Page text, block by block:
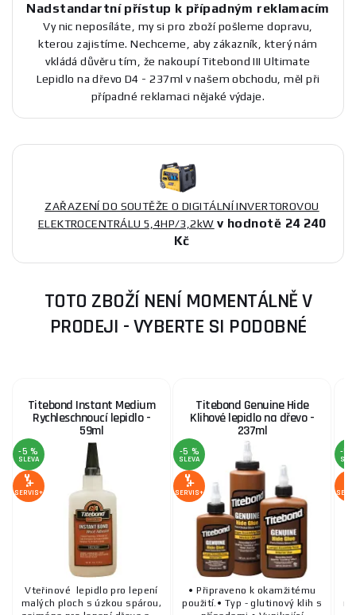
Nadstandartní přístup k případným reklamacím
Vy nic neposíláte, my si pro zboží pošleme dopravu,
kterou zajistíme. Nechceme, aby zákazník, který nám
vkládá důvěru tím, že nakoupí Titebond III Ultimate
Lepidlo na dřevo D4 - 237ml v našem obchodu, měl při
případné reklamaci nějaké výdaje.
ZAŘAZENÍ DO SOUTĚŽE O DIGITÁLNÍ INVERTOROVOU
ELEKTROCENTRÁLU 5,4HP/3,2kW v hodnotě 24 240
Kč
TOTO ZBOŽÍ NENÍ MOMENTÁLNĚ V
PRODEJI - VYBERTE SI PODOBNÉ
Titebond Instant Medium
Rychleschnoucí lepidlo -
59ml
-5 %
SLEVA
SERVIS+
Vteřinové lepidlo pro lepení
malých ploch s úzkou spárou,
Titebond Genuine Hide
Klihové lepidlo na dřevo -
237ml
-5 %
SLEVA
SERVIS+
• Připraveno k okamžitému
použití.• Typ - glutinový klih s
-5